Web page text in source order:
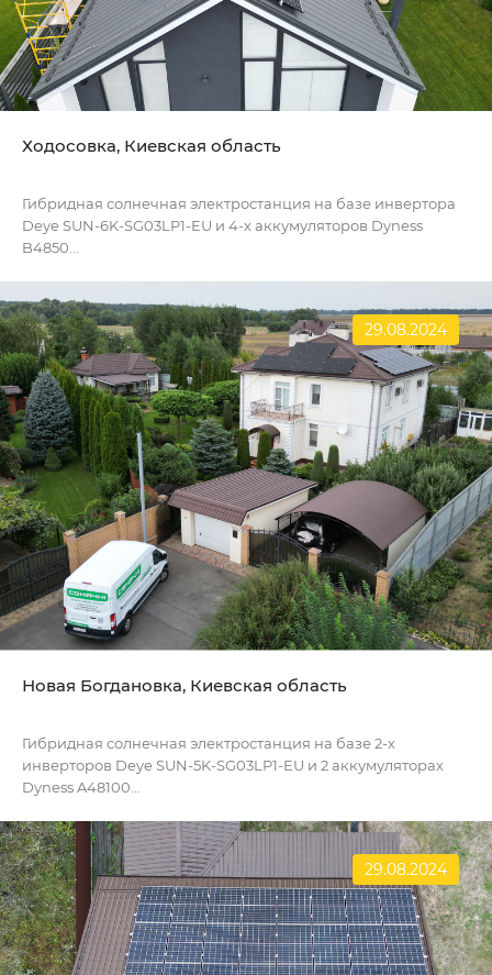
Ходосовка, Киевская область
Гибридная солнечная электростанция на базе инвертора
Deye SUN-6K-SG03LP1-EU и 4-х аккумуляторов Dyness
B4850...
29.08.2024
Новая Богдановка, Киевская область
Гибридная солнечная электростанция на базе 2-х
инверторов Deye SUN-5K-SG03LP1-EU и 2 аккумуляторах
Dyness A48100...
29.08.2024